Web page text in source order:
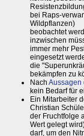
bei Raps-
Wildpflanzen)
beobachtet
inzwischen
immer mehr
eingesetzt
die
bekämpfen zu
Nach Aussagen
kein Bedarf für
Ein Mitarbeiter
Christian
der Fruchtfolge
Wert gelegt
darf, um den